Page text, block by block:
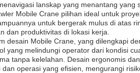
lanskap yang menantang yang
Mobile Crane pilihan ideal untuk
untuk bergerak mulus di atas
dan produktivitas di lokasi kerja.
desain Mobile Crane, yang dilengkapi
yang melindungi operator dari kondisi
tanpa kelelahan. Desain ergonomis
operasi yang efisien, mengurangi